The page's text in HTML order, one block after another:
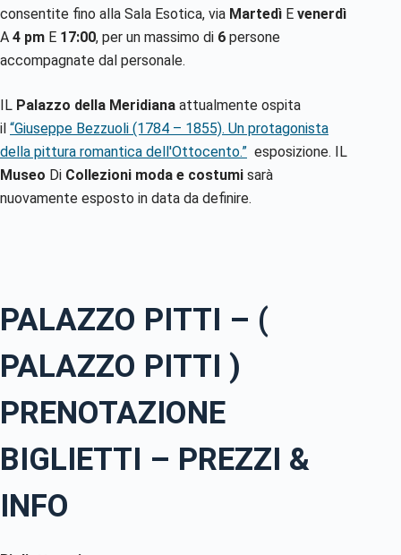
consentite fino alla Sala Esotica, via Martedì E venerdì
A 4 pm E 17:00, per un massimo di 6 persone
accompagnate dal personale.
IL Palazzo della Meridiana attualmente ospita
il “Giuseppe Bezzuoli (1784 – 1855). Un protagonista
della pittura romantica dell'Ottocento.” esposizione. IL
Museo Di Collezioni moda e costumi sarà
nuovamente esposto in data da definire.
PALAZZO PITTI – (
PALAZZO PITTI )
PRENOTAZIONE
BIGLIETTI – PREZZI &
INFO